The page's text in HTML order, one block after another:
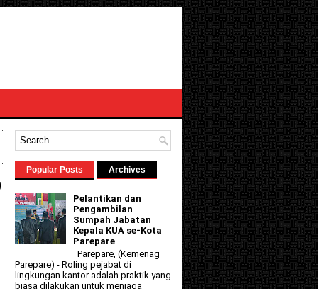
Popular Posts Archives
Pelantikan dan
Pengambilan
Sumpah Jabatan
Kepala KUA se-Kota
Parepare
Parepare, (Kemenag
Parepare) - Roling pejabat di
lingkungan kantor adalah praktik yang
biasa dilakukan untuk menjaga